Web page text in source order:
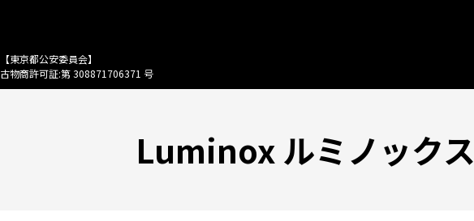
【東京都公安委員会】
古物商許可証:第 308871706371 号
Luminox ルミノックス